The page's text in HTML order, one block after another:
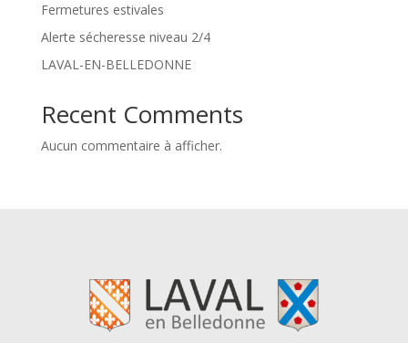
Fermetures estivales
Alerte sécheresse niveau 2/4
LAVAL-EN-BELLEDONNE
Recent Comments
Aucun commentaire à afficher.